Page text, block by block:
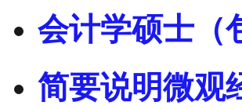
会计学硕士（
简要说明微观